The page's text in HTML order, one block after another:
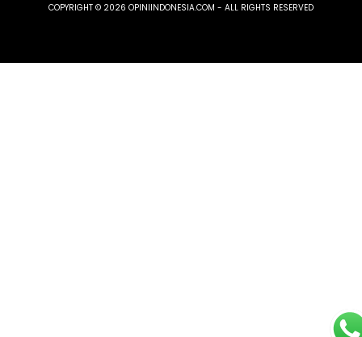
COPYRIGHT © 2026 OPINIINDONESIA.COM - ALL RIGHTS RESERVED